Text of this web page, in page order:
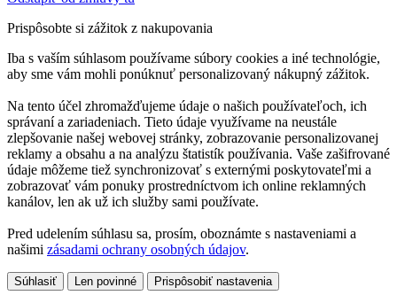
Prispôsobte si zážitok z nakupovania
Iba s vaším súhlasom používame súbory cookies a iné technológie,
aby sme vám mohli ponúknuť personalizovaný nákupný zážitok.
Na tento účel zhromažďujeme údaje o našich používateľoch, ich
správaní a zariadeniach. Tieto údaje využívame na neustále
zlepšovanie našej webovej stránky, zobrazovanie personalizovanej
reklamy a obsahu a na analýzu štatistík používania. Vaše zašifrované
údaje môžeme tiež synchronizovať s externými poskytovateľmi a
zobrazovať vám ponuky prostredníctvom ich online reklamných
kanálov, len ak už ich služby sami používate.
Pred udelením súhlasu sa, prosím, oboznámte s nastaveniami a
našimi zásadami ochrany osobných údajov.
Súhlasiť Len povinné Prispôsobiť nastavenia